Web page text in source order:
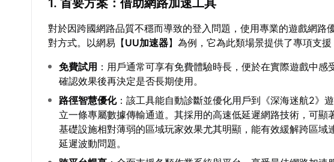
1. 首要方案：借助網路加速工具
對於因跨國網路品質不穩而導致的登入問題，使用專業的遊戲網路
對方式。以網易【UU加速器】為例，它為此類場景提供了專項支援
免費試用 ：用戶通常可享有免費體驗時長，便於在實際遊戲中感
確認效果後再決定是否長期使用。
路徑智慧優化：該工具能自動診斷並優化用戶到《深海迷航2》
立一條專屬數據傳輸通道。其採用的高速低延遲網路技術，可顯
基礎設施相對薄弱的區域玩家效果尤其明顯，能有效緩解跨區域
延遲波動問題。